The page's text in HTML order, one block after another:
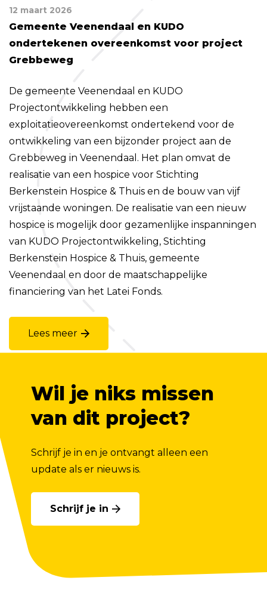
12 maart 2026
Gemeente Veenendaal en KUDO
ondertekenen overeenkomst voor project
Grebbeweg
De gemeente Veenendaal en KUDO
Projectontwikkeling hebben een
exploitatieovereenkomst ondertekend voor de
ontwikkeling van een bijzonder project aan de
Grebbeweg in Veenendaal. Het plan omvat de
realisatie van een hospice voor Stichting
Berkenstein Hospice & Thuis en de bouw van vijf
vrijstaande woningen. De realisatie van een nieuw
hospice is mogelijk door gezamenlijke inspanningen
van KUDO Projectontwikkeling, Stichting
Berkenstein Hospice & Thuis, gemeente
Veenendaal en door de maatschappelijke
financiering van het Latei Fonds.
Lees meer
Wil je niks missen
van dit project?
Schrijf je in en je ontvangt alleen een
update als er nieuws is.
Schrijf je in